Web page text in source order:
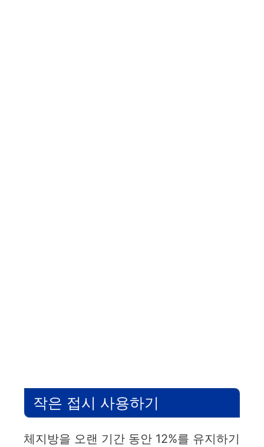
작은 접시 사용하기
체지방을 오랜 기간 동안 12%를 유지하기